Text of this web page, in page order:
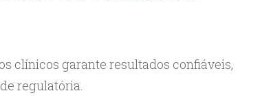
clínicos garante resultados confiáveis,
regulatória.